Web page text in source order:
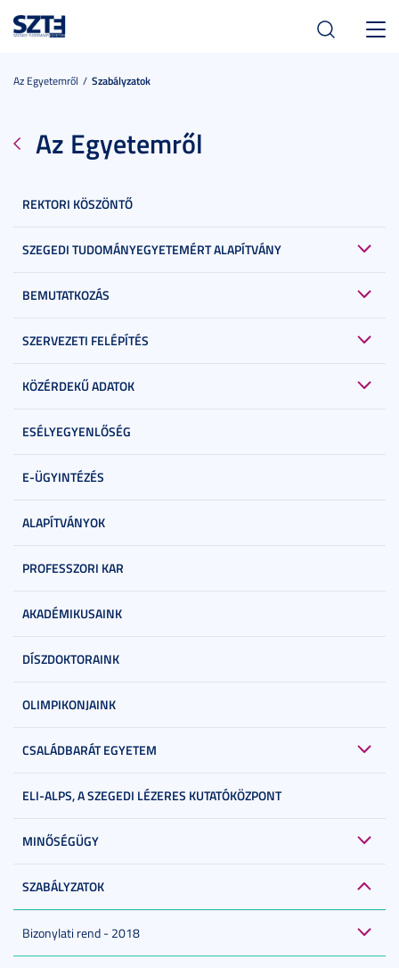
Az Egyetemről Szabályzatok
Az Egyetemről
REKTORI KÖSZÖNTŐ
SZEGEDI TUDOMÁNYEGYETEMÉRT ALAPÍTVÁNY
BEMUTATKOZÁS
SZERVEZETI FELÉPÍTÉS
KÖZÉRDEKŰ ADATOK
ESÉLYEGYENLŐSÉG
E-ÜGYINTÉZÉS
ALAPÍTVÁNYOK
PROFESSZORI KAR
AKADÉMIKUSAINK
DÍSZDOKTORAINK
OLIMPIKONJAINK
CSALÁDBARÁT EGYETEM
ELI-ALPS, A SZEGEDI LÉZERES KUTATÓKÖZPONT
MINŐSÉGÜGY
SZABÁLYZATOK
Bizonylati rend - 2018